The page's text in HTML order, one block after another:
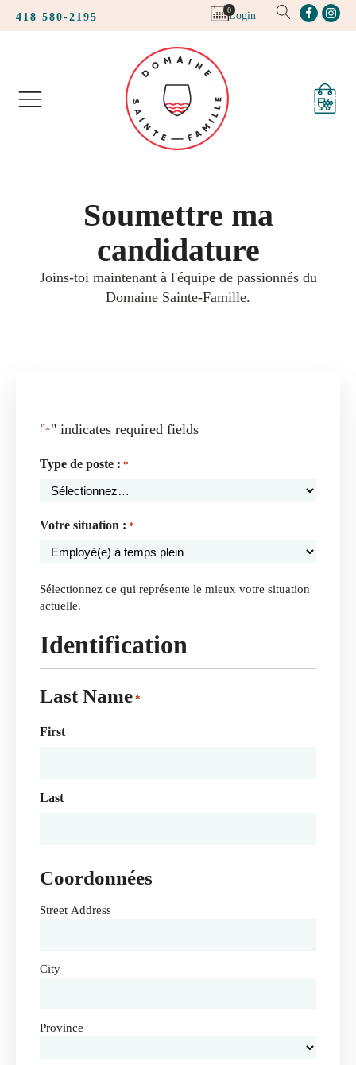
418 580-2195
0Login
Soumettre ma
candidature
Joins-toi maintenant à l'équipe de passionnés du
Domaine Sainte-Famille.
"*" indicates required fields
Type de poste : *
Votre situation : *
Sélectionnez ce qui représente le mieux votre situation
actuelle.
Identification
Last Name *
First
Last
Coordonnées
Street Address
City
Province